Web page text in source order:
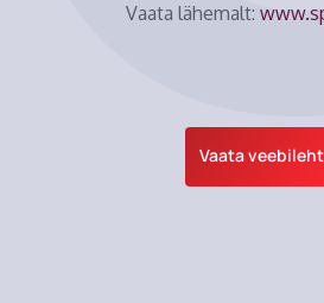
Vaata lähemalt:
Vaata